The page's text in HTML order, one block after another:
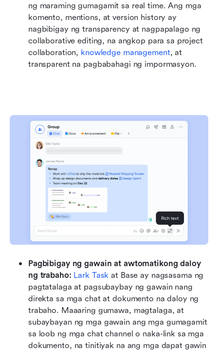
ng maraming gumagamit sa real time. Ang mga
komento, mentions, at version history ay
nagbibigay ng transparency at nagpapalago ng
collaborative editing, na angkop para sa project
collaboration, knowledge management, at
transparent na pagbabahagi ng impormasyon.
Pagbibigay ng gawain at awtomatikong daloy
ng trabaho: Lark Task at Base ay nagsasama ng
pagtatalaga at pagsubaybay ng gawain nang
direkta sa mga chat at dokumento na daloy ng
trabaho. Maaaring gumawa, magtalaga, at
subaybayan ng mga gawain ang mga gumagamit
sa loob ng mga chat channel o naka-link sa mga
dokumento, na tinitiyak na ang mga dapat gawin